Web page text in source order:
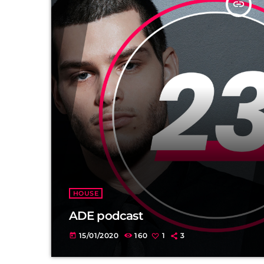
insert_link
HOUSE
ADE podcast
today 15/01/2020 160 1 3